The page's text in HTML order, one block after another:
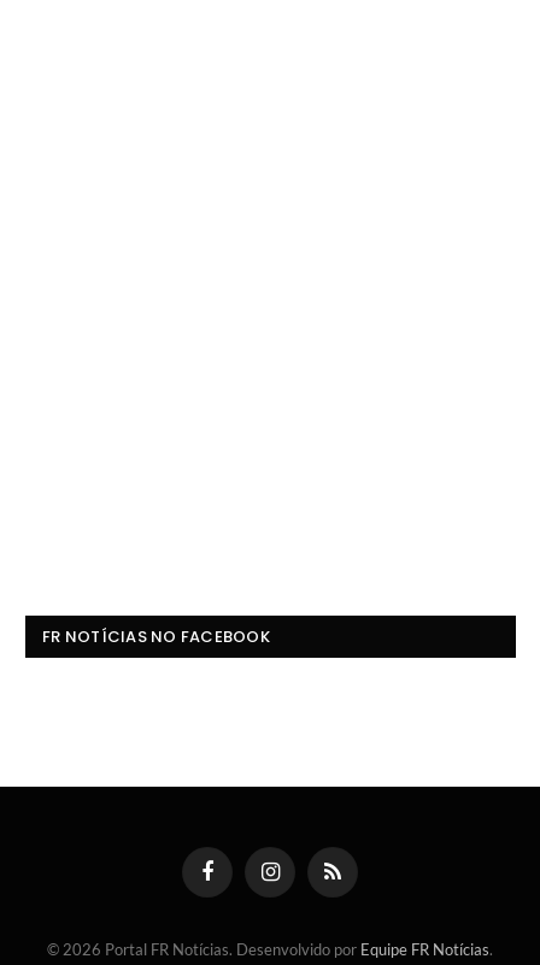
FR NOTÍCIAS NO FACEBOOK
FacebookInstagramRSS
© 2026 Portal FR Notícias. Desenvolvido por Equipe FR Notícias.